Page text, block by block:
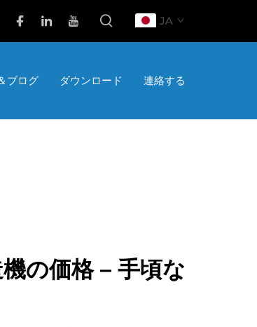
JA
ブログ ダウンロード 連絡する
の価格 – 手頃な